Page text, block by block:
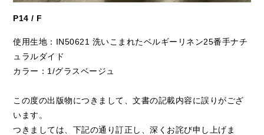
P14 / F
使用生地：IN50621 洗いこまれたベルギーリネン25番手ナチ
ュラルダイド
カラー：1/グラスベージュ
この度の出版物につきまして、文書の記載内容に誤りがござ
います。
つきましては、下記の通り訂正し、深くお詫び申し上げま